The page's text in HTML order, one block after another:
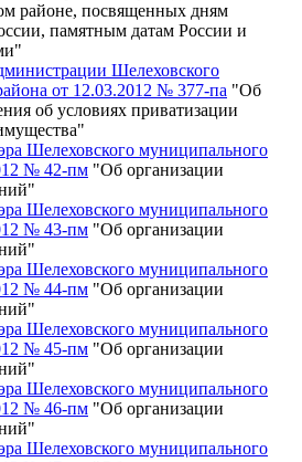
районе, посвященных дням
памятным датам России и
Шелеховского
от 12.03.2012 № 377-па "Об
об условиях приватизации
Шелеховского муниципального
№ 42-пм "Об организации
Шелеховского муниципального
№ 43-пм "Об организации
Шелеховского муниципального
№ 44-пм "Об организации
Шелеховского муниципального
№ 45-пм "Об организации
Шелеховского муниципального
№ 46-пм "Об организации
Шелеховского муниципального